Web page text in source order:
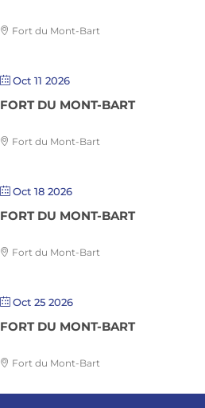
Fort du Mont-Bart
Oct 11 2026
FORT DU MONT-BART
Fort du Mont-Bart
Oct 18 2026
FORT DU MONT-BART
Fort du Mont-Bart
Oct 25 2026
FORT DU MONT-BART
Fort du Mont-Bart